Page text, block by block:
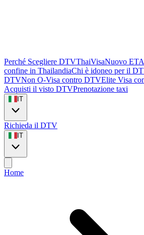
Perché Scegliere DTVThaiVisaNuovo
confine in ThailandiaChi è idoneo per il
DTVNon O-Visa contro DTVElite Visa
Acquisti il visto DTVPrenotazione taxi
IT
Richieda il DTV
IT
Home